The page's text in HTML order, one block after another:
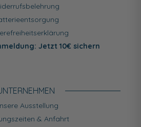
Jetzt 10€ sichern
Ausstellung
& Anfahrt